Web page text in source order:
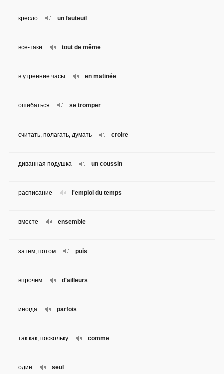
un fauteuil
кресло
tout de même
все-таки
en matinée
в утренние часы
se tromper
ошибаться
croire
считать, полагать, думать
un coussin
диванная подушка
l'emploi du temps
расписание
ensemble
вместе
puis
затем, потом
d'ailleurs
впрочем
parfois
иногда
comme
так как, поскольку
seul
один